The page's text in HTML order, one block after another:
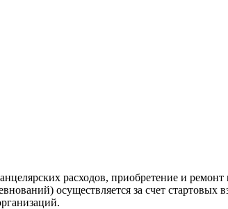
расходов, приобретение и
осуществляется за счет